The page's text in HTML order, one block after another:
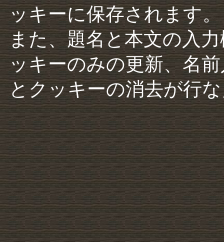
ッキーに保存されます。
また、題名と本文の入
ッキーのみの更新、名
とクッキーの消去が行